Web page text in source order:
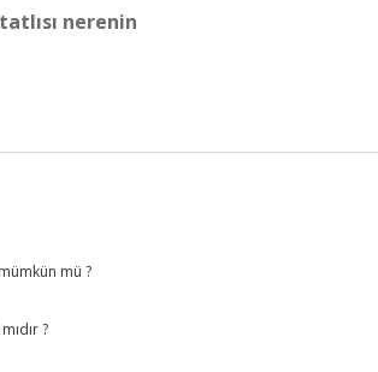
nerenin
mü ?
?